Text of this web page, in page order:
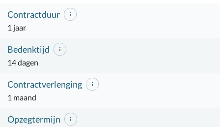
Contractduur
1 jaar
Bedenktijd
14 dagen
Contractverlenging
1 maand
Opzegtermijn